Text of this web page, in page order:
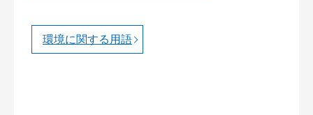
環境に関する用語